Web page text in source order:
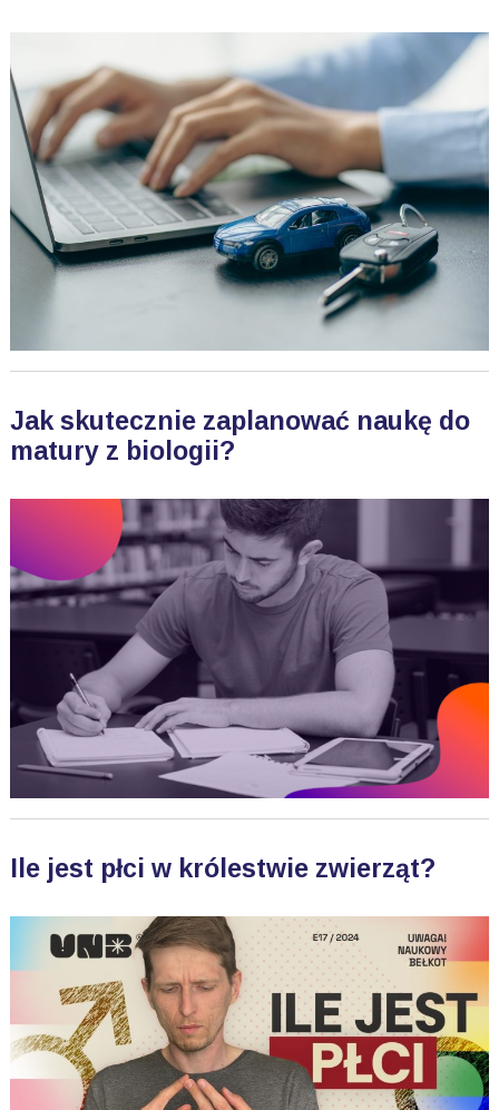
Jak skutecznie zaplanować naukę do
matury z biologii?
Ile jest płci w królestwie zwierząt?